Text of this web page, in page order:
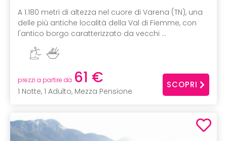
A 1.180 metri di altezza nel cuore di Varena (TN), una
delle più antiche località della Val di Fiemme, con
l'antico borgo caratterizzato da vecchi ...
prezzi a partire da 61 €
1 Notte, 1 Adulto, Mezza Pensione
SCOPRI